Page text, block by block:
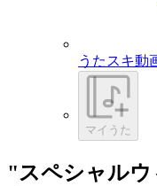
うたスキ動
マイうた
"スペシャルウ